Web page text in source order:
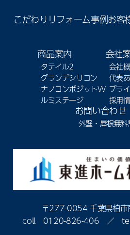
こだわり リフォーム事例お客
商品案内
タテイル2
グランデシリコン
ナノコンポジットW
ルミステージ
会社
会社
代表
プラ
採用
お問い合わせ
外壁・屋根無
〒277-0054 千葉県柏
coll 0120-826-406 ／